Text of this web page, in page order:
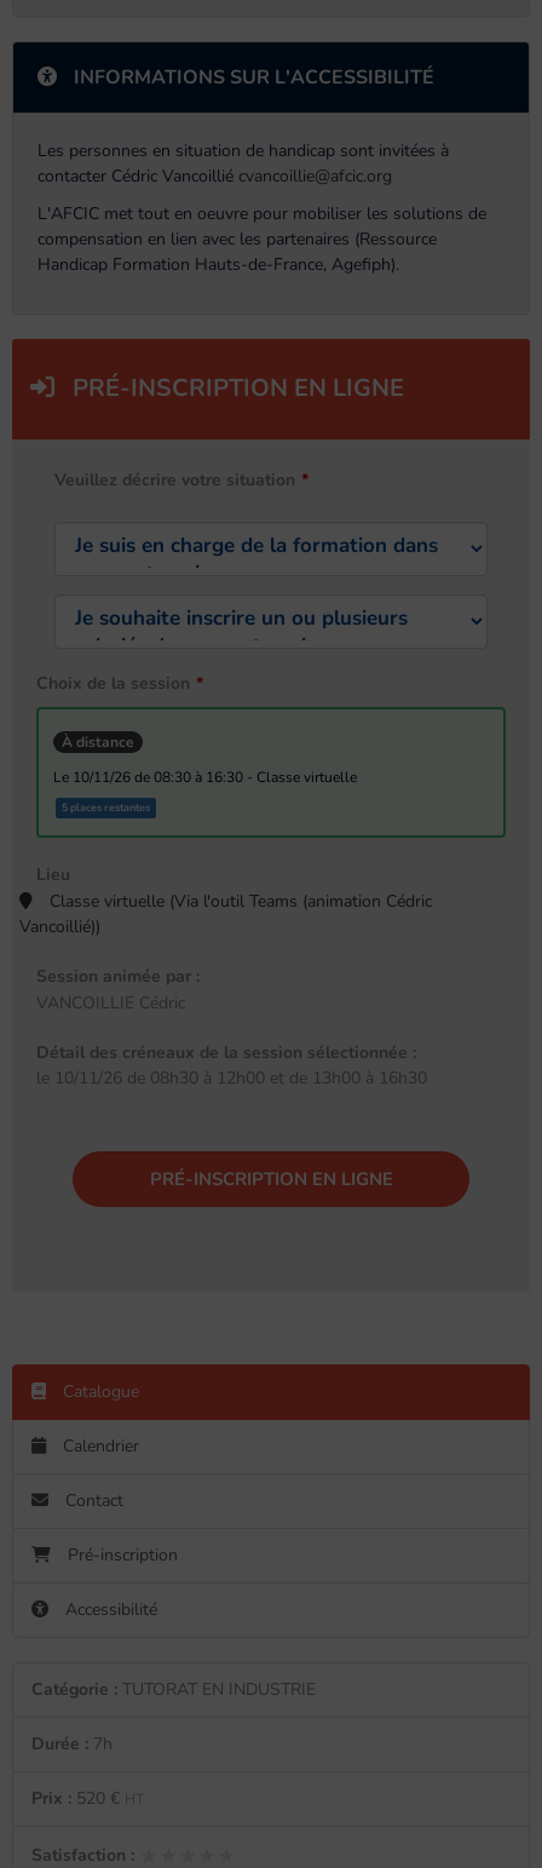
INFORMATIONS SUR L'ACCESSIBILITÉ
Les personnes en situation de handicap sont invitées à
contacter Cédric Vancoillié cvancoillie@afcic.org
L'AFCIC met tout en oeuvre pour mobiliser les solutions de
compensation en lien avec les partenaires (Ressource
Handicap Formation Hauts-de-France, Agefiph).
PRÉ-INSCRIPTION EN LIGNE
Veuillez décrire votre situation
Choix de la session
À distance
le 10/11/26 de 08:30 à 16:30 - Classe virtuelle
5 places restantes
Lieu
Vancoillié))
Session animée par :
VANCOILLIE Cédric
Détail des créneaux de la session sélectionnée :
le 10/11/26 de 08h30 à 12h00 et de 13h00 à 16h30
PRÉ-INSCRIPTION EN LIGNE
Catalogue
Calendrier
Contact
Pré-inscription
Accessibilité
Catégorie : TUTORAT EN INDUSTRIE
Durée : 7h
Prix : 520 € HT
Satisfaction :